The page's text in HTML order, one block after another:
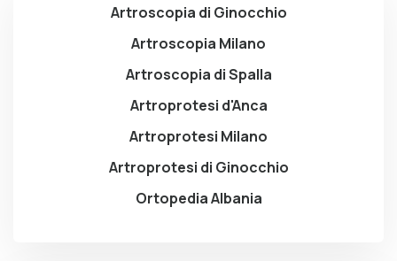
Artroscopia di Ginocchio
Artroscopia Milano
Artroscopia di Spalla
Artroprotesi d'Anca
Artroprotesi Milano
Artroprotesi di Ginocchio
Ortopedia Albania